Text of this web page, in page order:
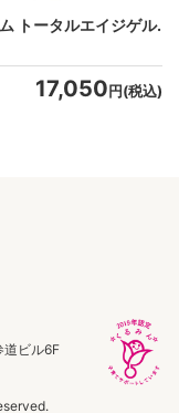
トータルエイジゲル.
17,050円(税込)
ビル6F